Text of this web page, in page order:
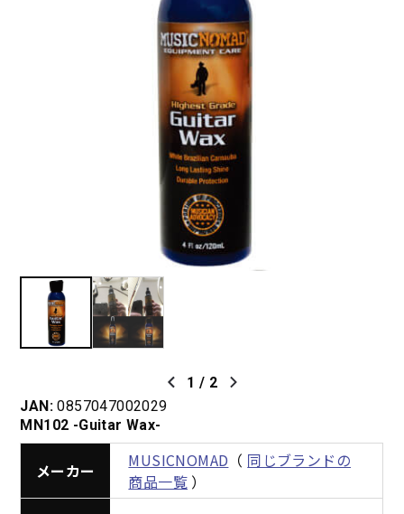
1 / 2
JAN: 0857047002029
MN102 -Guitar Wax-
メーカー MUSICNOMAD （ 同じブランドの
商品一覧 ）